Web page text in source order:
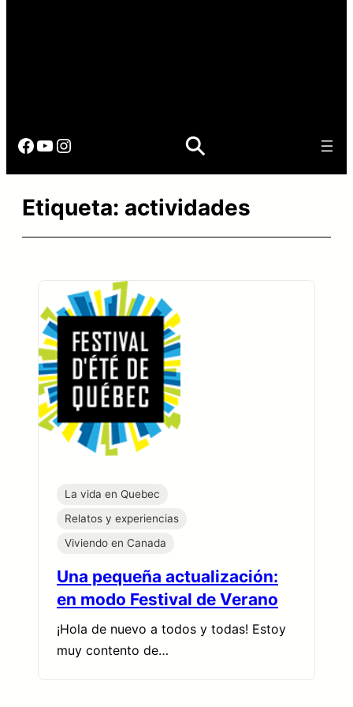
Facebook
YouTube
Instagram
Etiqueta: actividades
La vida en Quebec
Relatos y experiencias
Viviendo en Canada
Una pequeña actualización:
en modo Festival de Verano
¡Hola de nuevo a todos y todas! Estoy
muy contento de…